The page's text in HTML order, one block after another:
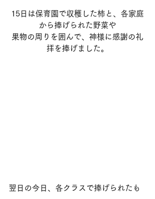
15日は保育園で収穫した柿と、各家庭
から捧げられた野菜や
果物の周りを囲んで、神様に感謝の礼
拝を捧げました。
翌日の今日、各クラスで捧げられたも